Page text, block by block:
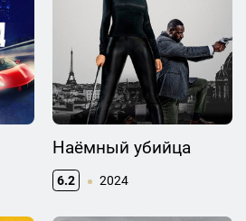
Наёмный убийца
6.2 2024